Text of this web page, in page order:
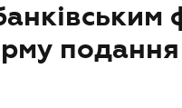
подання